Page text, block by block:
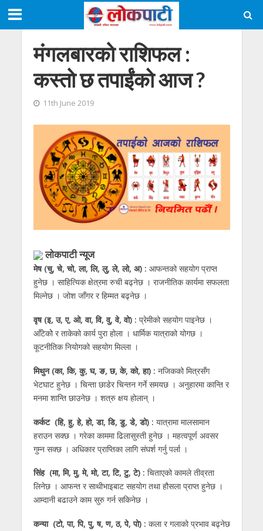
मंगलबारकाे राशिफल :
कस्ताे छ तपाईंको आज ?
11th June 2019
लाेकपाटी न्यूज
मेष (चु, चे, चो, ला, लि, लु, ले, लो, अ) : आफन्तको सहयोग प्राप्त
हुनेछ । साहित्यिक क्षेत्रमा रुची बढ्नेछ । राजनीतिक कार्यमा सफलता
मिल्नेछ । जोश जाँगर र हिम्मत बढ्नेछ ।
वृष (इ, उ, ए, ओ, वा, वि, वु, वे, वो) : प्रेमीको सहयोग पाइनेछ ।
आँटेकोे र ताकेको कार्य पुरा होला । धार्मिक यात्राको योगछ ।
कूटनीतिक नियोगको सहयोग मिल्ला ।
मिथुन (का, कि, कु, घ, ङ, छ, के, को, हा) : नजिकको मित्रसँग
भेटघाट हुनेछ । चिन्ता छाडेर चिन्तन गर्ने समयछ । अनुहारमा कान्ति र
मनमा शान्ति छाउनेछ । शत्रु क्षय होलान् ।
कर्कट (हि, हु, हे, हो, डा, डि, डु, डे, डो) : यात्रामा मालसामान
हराउन सक्छ । गरेका काममा ढिलासुस्ती हुनेछ । महत्वपूर्ण अवसर
गुम्न सक्छ । अधिकार प्राप्तिका लागि संघर्श गर्नु पर्ला ।
सिंह (मा, मि, मु, मे, मो, टा, टि, टु, टे) : चिताएको कामले तीव्रता
लिनेछ । आफन्त र साथीभाइबाट सहयोग तथा हौसला प्राप्त हुनेछ ।
आम्दानी बढाउने काम सुरु गर्न सकिनेछ ।
कन्या (टो, पा, पि, पु, ष, ण, ठ, पे, पो) : कला र गलाको प्रभाव बढ्नेछ